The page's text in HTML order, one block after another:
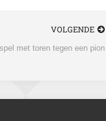
VOLGENDE
met toren tegen een pion